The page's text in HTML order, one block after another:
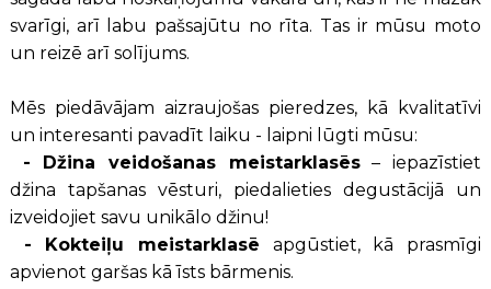
svarīgi, arī labu pašsajūtu no rīta. Tas ir mūsu moto
un reizē arī solījums.
Mēs piedāvājam aizraujošas pieredzes, kā kvalitatīvi
un interesanti pavadīt laiku - laipni lūgti mūsu:
- Džina veidošanas meistarklasēs– iepazīstiet
džina tapšanas vēsturi, piedalieties degustācijā un
izveidojiet savu unikālo džinu!
- Kokteiļu meistarklasē apgūstiet, kā prasmīgi
apvienot garšas kā īsts bārmenis.